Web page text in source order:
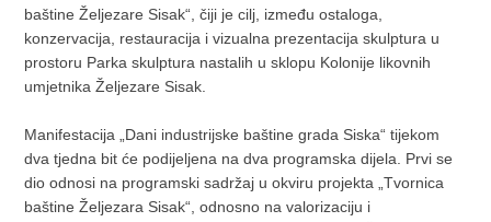
baštine Željezare Sisak“, čiji je cilj, između ostaloga,
konzervacija, restauracija i vizualna prezentacija skulptura u
prostoru Parka skulptura nastalih u sklopu Kolonije likovnih
umjetnika Željezare Sisak.
Manifestacija „Dani industrijske baštine grada Siska“ tijekom
dva tjedna bit će podijeljena na dva programska dijela. Prvi se
dio odnosi na programski sadržaj u okviru projekta „Tvornica
baštine Željezara Sisak“, odnosno na valorizaciju i